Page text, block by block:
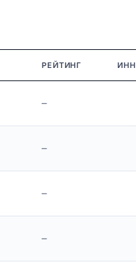
РЕЙТИНГ ИНН
–
–
–
–